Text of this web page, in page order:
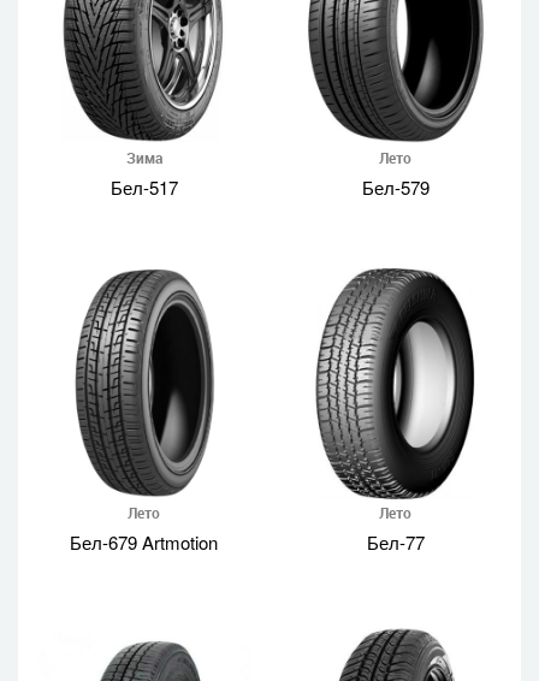
Зима
Бел-517
Лето
Бел-579
Лето
Бел-679 Artmotion
Лето
Бел-77